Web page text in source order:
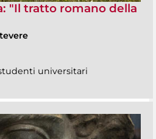
"Il tratto romano della
universitari